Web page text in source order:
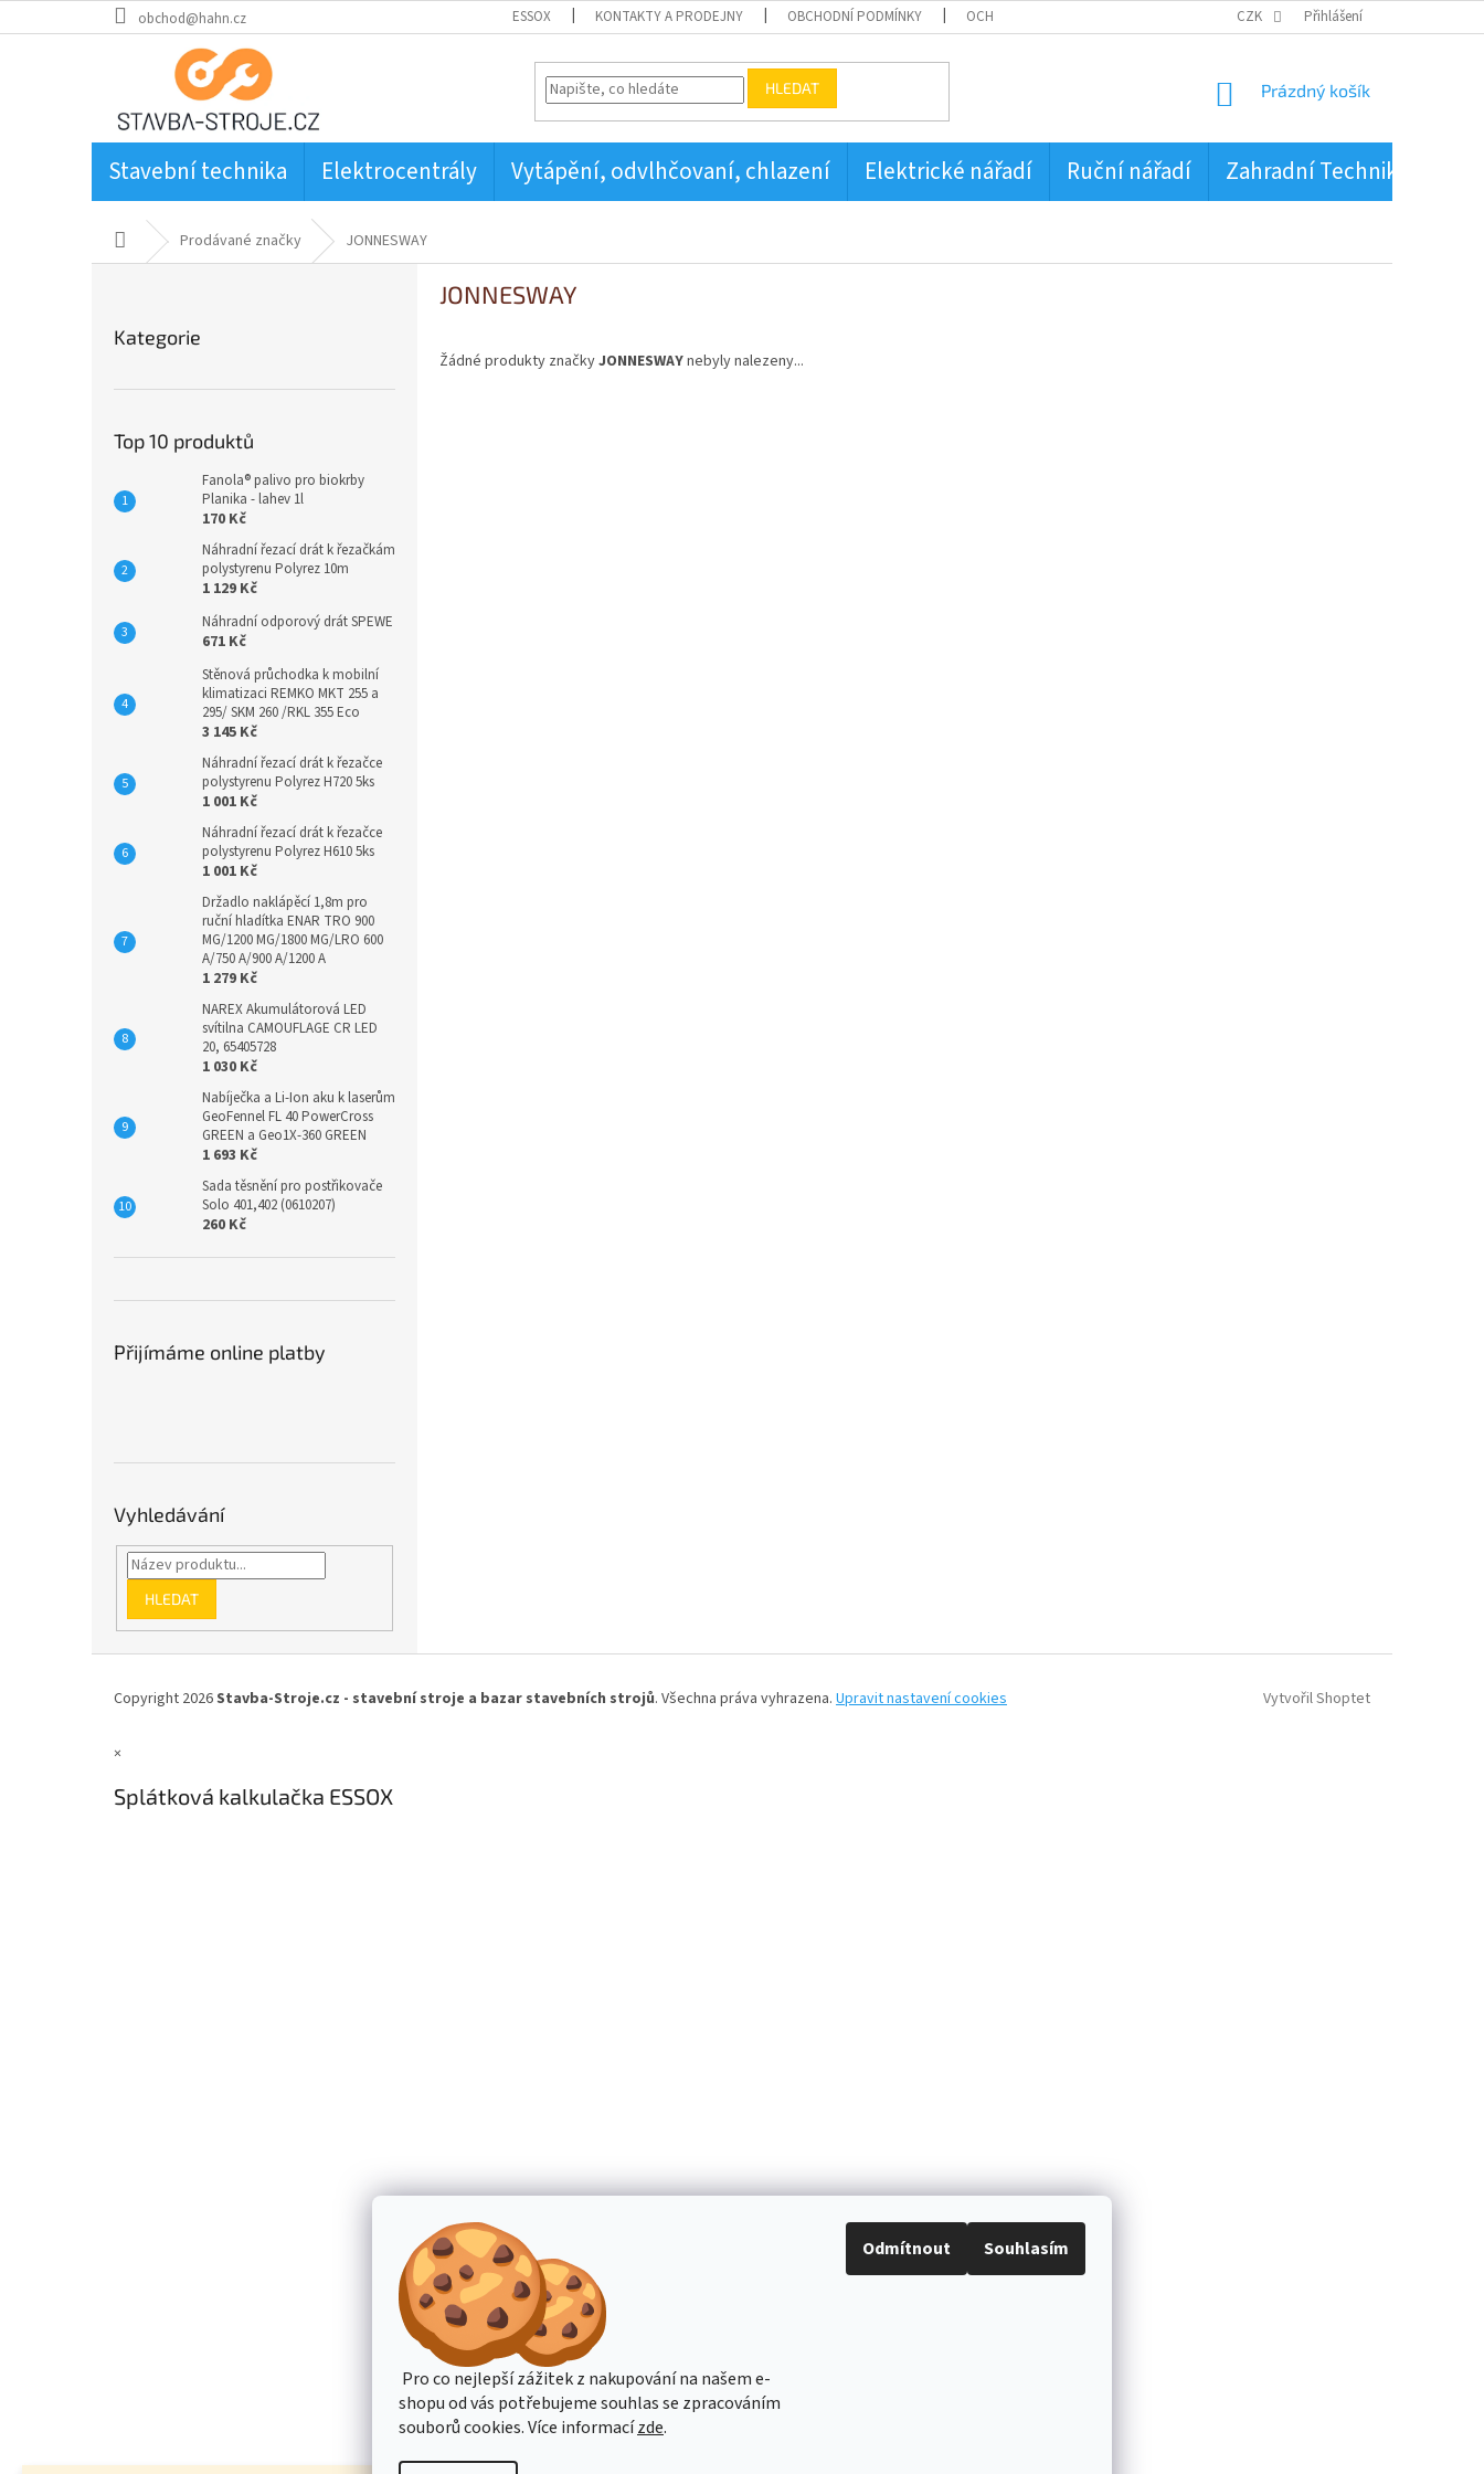
Pro co nejlepší zážitek z nakupování na našem e-
shopu od vás potřebujeme souhlas se zpracováním
souborů cookies. Více informacízde.
Odmítnout Souhlasím
na
obchod@hahn.cz ESSOX KONTAKTY A PRODEJNY OBCHODNÍ PODMÍNKY OCHRANA OSOBNÍCH ÚDAJŮ CZK Přihlášení
HLEDAT
NÁKUPNÍ
Prázdný košík
Stavební technika Elektrocentrály Vytápění, odvlhčovaní, chlazení Elektrické nářadí Ruční nářadí Zahradní Technika
Domů Prodávané značky JONNESWAY
kategorie
Kategorie
Top 10 produktů
Fanola® palivo pro biokrby
Planika - lahev 1l
170 Kč
Náhradní řezací drát k řezačkám
polystyrenu Polyrez 10m
1 129 Kč
Náhradní odporový drát SPEWE
671 Kč
Stěnová průchodka k mobilní
klimatizaci REMKO MKT 255 a
295/ SKM 260 /RKL 355 Eco
3 145 Kč
Náhradní řezací drát k řezačce
polystyrenu Polyrez H720 5ks
1 001 Kč
Náhradní řezací drát k řezačce
polystyrenu Polyrez H610 5ks
1 001 Kč
Držadlo naklápěcí 1,8m pro
ruční hladítka ENAR TRO 900
MG/1200 MG/1800 MG/LRO 600
A/750 A/900 A/1200 A
1 279 Kč
NAREX Akumulátorová LED
svítilna CAMOUFLAGE CR LED
20, 65405728
1 030 Kč
Nabíječka a Li-Ion aku k laserům
GeoFennel FL 40 PowerCross
GREEN a Geo1X-360 GREEN
1 693 Kč
Sada těsnění pro postřikovače
Solo 401,402 (0610207)
260 Kč
Přijímáme online platby
Vyhledávání
HLEDAT
JONNESWAY
Žádné produkty značkyJONNESWAYnebyly nalezeny...
Vytvořil Shoptet
Copyright 2026Stavba-Stroje.cz - stavební stroje a bazar stavebních strojů. Všechna práva vyhrazena. Upravit nastavení cookies
×
Splátková kalkulačka ESSOX